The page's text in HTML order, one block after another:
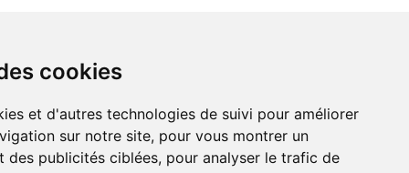
cookies
et d'autres technologies de suivi pour améliorer
sur notre site, pour vous montrer un
des publicités ciblées, pour analyser le trafic de